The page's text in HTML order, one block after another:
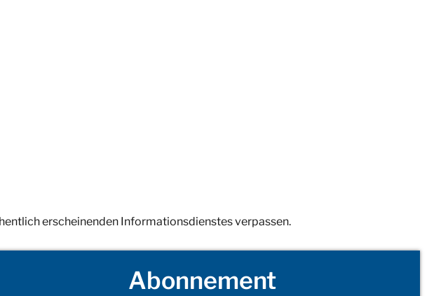
erscheinenden Informationsdienstes verpassen.
Abonnement